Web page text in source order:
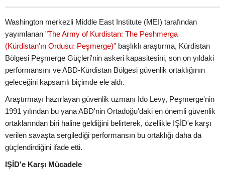
Washington merkezli Middle East Institute (MEI) tarafından
yayımlanan "The Army of Kurdistan: The Peshmerga
(Kürdistan'ın Ordusu: Peşmerge)" başlıklı araştırma, Kürdistan
Bölgesi Peşmerge Güçleri'nin askeri kapasitesini, son on yıldaki
performansını ve ABD-Kürdistan Bölgesi güvenlik ortaklığının
geleceğini kapsamlı biçimde ele aldı.
Araştırmayı hazırlayan güvenlik uzmanı Ido Levy, Peşmerge'nin
1991 yılından bu yana ABD'nin Ortadoğu'daki en önemli güvenlik
ortaklarından biri haline geldiğini belirterek, özellikle IŞİD'e karşı
verilen savaşta sergilediği performansın bu ortaklığı daha da
güçlendirdiğini ifade etti.
IŞİD'e Karşı Mücadele